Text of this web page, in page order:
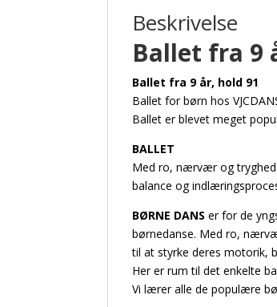
Beskrivelse
Ballet fra 9
Ballet fra 9 år, hold 91
Ballet for børn hos
Ballet er blevet meget
BALLET
Med ro, nærvær og tryghed
balance og
BØRNE DANSer for de
børnedanse. Med ro,
til at styrke deres motorik,
Her er rum til det enkelte
Vi lærer alle de populære